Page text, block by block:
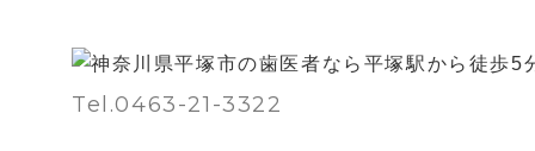
Tel.0463-21-3322